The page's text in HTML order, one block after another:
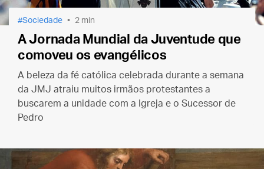
Sociedade 2 min
A Jornada Mundial da Juventude que
comoveu os evangélicos
A beleza da fé católica celebrada durante a semana
da JMJ atraiu muitos irmãos protestantes a
buscarem a unidade com a Igreja e o Sucessor de
Pedro